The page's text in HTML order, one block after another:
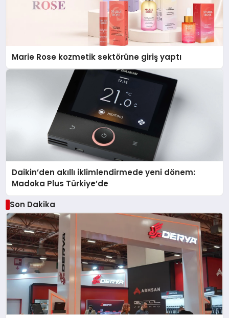
Marie Rose kozmetik sektörüne giriş yaptı
Daikin’den akıllı iklimlendirmede yeni dönem:
Madoka Plus Türkiye’de
Son Dakika